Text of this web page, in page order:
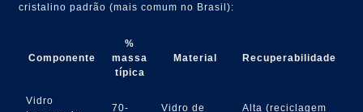
cristalino padrão (mais comum no Brasil):
Componente
%
massa
típica
Material Recuperabilidade
Vidro
70-
Vidro de
Alta (reciclagem